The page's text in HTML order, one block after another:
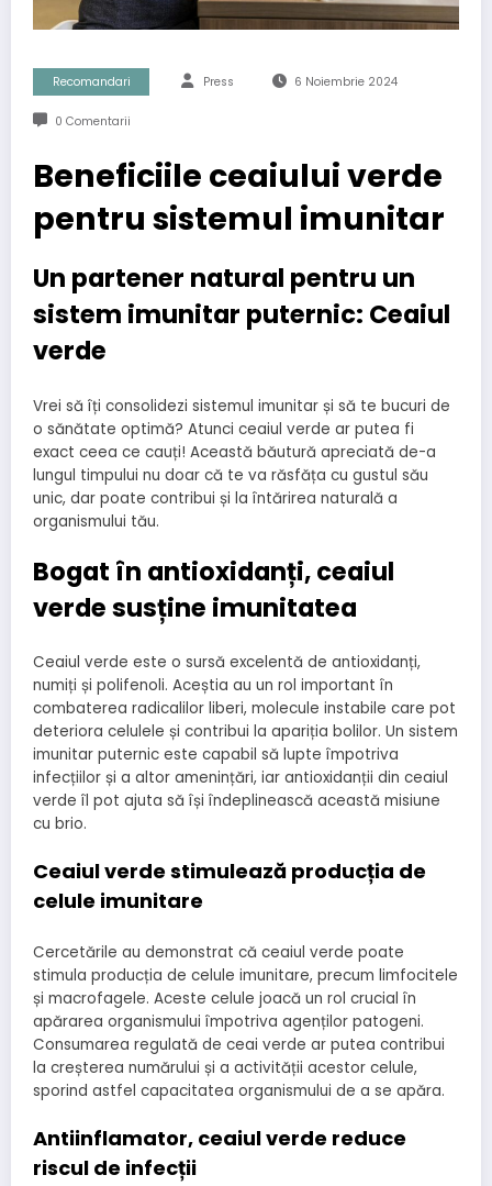
Recomandari Press 6 Noiembrie 2024
0 Comentarii
Beneficiile ceaiului verde
pentru sistemul imunitar
Un partener natural pentru un
sistem imunitar puternic: Ceaiul
verde
Vrei să îți consolidezi sistemul imunitar și să te bucuri de
o sănătate optimă? Atunci ceaiul verde ar putea fi
exact ceea ce cauți! Această băutură apreciată de-a
lungul timpului nu doar că te va răsfăța cu gustul său
unic, dar poate contribui și la întărirea naturală a
organismului tău.
Bogat în antioxidanți, ceaiul
verde susține imunitatea
Ceaiul verde este o sursă excelentă de antioxidanți,
numiți și polifenoli. Aceștia au un rol important în
combaterea radicalilor liberi, molecule instabile care pot
deteriora celulele și contribui la apariția bolilor. Un sistem
imunitar puternic este capabil să lupte împotriva
infecțiilor și a altor amenințări, iar antioxidanții din ceaiul
verde îl pot ajuta să își îndeplinească această misiune
cu brio.
Ceaiul verde stimulează producția de
celule imunitare
Cercetările au demonstrat că ceaiul verde poate
stimula producția de celule imunitare, precum limfocitele
și macrofagele. Aceste celule joacă un rol crucial în
apărarea organismului împotriva agenților patogeni.
Consumarea regulată de ceai verde ar putea contribui
la creșterea numărului și a activității acestor celule,
sporind astfel capacitatea organismului de a se apăra.
Antiinflamator, ceaiul verde reduce
riscul de infecții